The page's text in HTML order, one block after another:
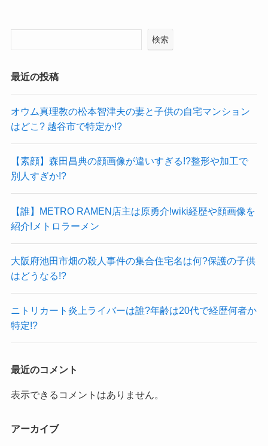
検索
最近の投稿
オウム真理教の松本智津夫の妻と子供の自宅マンション
はどこ? 越谷市で特定か!?
【素顔】森田昌典の顔画像が違いすぎる!?整形や加工で
別人すぎか!?
【誰】METRO RAMEN店主は原勇介!wiki経歴や顔画像を
紹介!メトロラーメン
大阪府池田市畑の殺人事件の集合住宅名は何?保護の子供
はどうなる!?
ニトリカート炎上ライバーは誰?年齢は20代で経歴何者か
特定!?
最近のコメント
表示できるコメントはありません。
アーカイブ